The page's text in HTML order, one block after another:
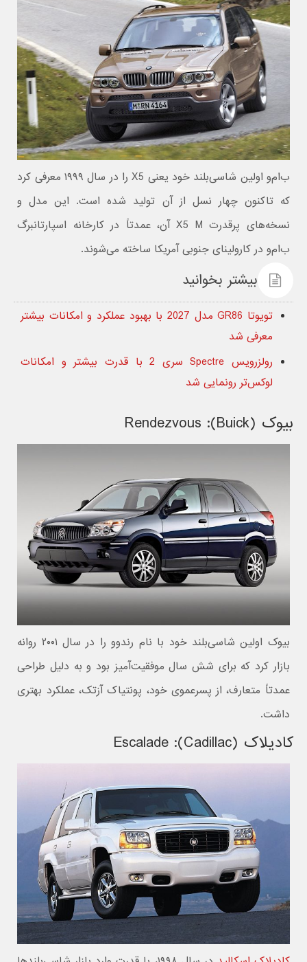
ب‌ام‌و اولین شاسی‌بلند خود یعنی X5 را در سال ۱۹۹۹ معرفی کرد
که تاکنون چهار نسل از آن تولید شده است. این مدل و
نسخه‌های پرقدرت X5 M آن، عمدتاً در کارخانه اسپارتانبرگ
ب‌ام‌و در کارولینای جنوبی آمریکا ساخته می‌شوند.
بیشتر بخوانید
تویوتا GR86 مدل 2027 با بهبود عملکرد و امکانات بیشتر
معرفی شد
رولزرویس Spectre سری 2 با قدرت بیشتر و امکانات
لوکس‌تر رونمایی شد
بیوک (Buick): Rendezvous
بیوک اولین شاسی‌بلند خود با نام رندوو را در سال ۲۰۰۱ روانه
بازار کرد که برای شش سال موفقیت‌آمیز بود و به دلیل طراحی
عمدتاً متعارف، از پسرعموی خود، پونتیاک آزتک، عملکرد بهتری
داشت.
کادیلاک (Cadillac): Escalade